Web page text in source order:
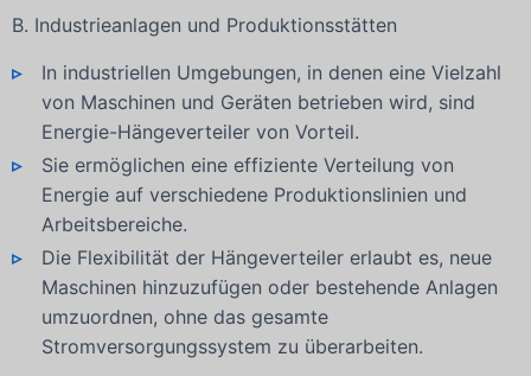
B. Industrieanlagen und Produktionsstätten
In industriellen Umgebungen, in denen eine Vielzahl
von Maschinen und Geräten betrieben wird, sind
Energie-Hängeverteiler von Vorteil.
Sie ermöglichen eine effiziente Verteilung von
Energie auf verschiedene Produktionslinien und
Arbeitsbereiche.
Die Flexibilität der Hängeverteiler erlaubt es, neue
Maschinen hinzuzufügen oder bestehende Anlagen
umzuordnen, ohne das gesamte
Stromversorgungssystem zu überarbeiten.